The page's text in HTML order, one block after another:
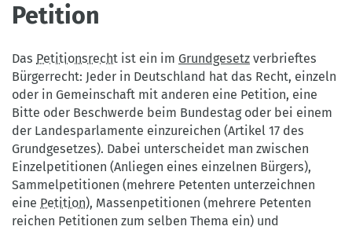
Petition
Das Petitionsrecht ist ein im Grundgesetz verbrieftes
Bürgerrecht: Jeder in Deutschland hat das Recht, einzeln
oder in Gemeinschaft mit anderen eine Peti­tion, eine
Bitte oder Beschwerde beim Bundestag oder bei einem
der Landesparlamente einzureichen (Artikel 17 des
Grundgesetzes). Dabei unterscheidet man zwischen
Einzelpetitionen (Anliegen eines einzelnen Bürgers),
Sammel­petitionen (mehrere Petenten unterzeichnen
eine Petition), Massenpetitionen (mehrere Petenten
reichen Petitionen zum selben Thema ein) und